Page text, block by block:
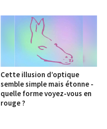
Cette illusion d’optique
semble simple mais étonne -
quelle forme voyez-vous en
rouge ?